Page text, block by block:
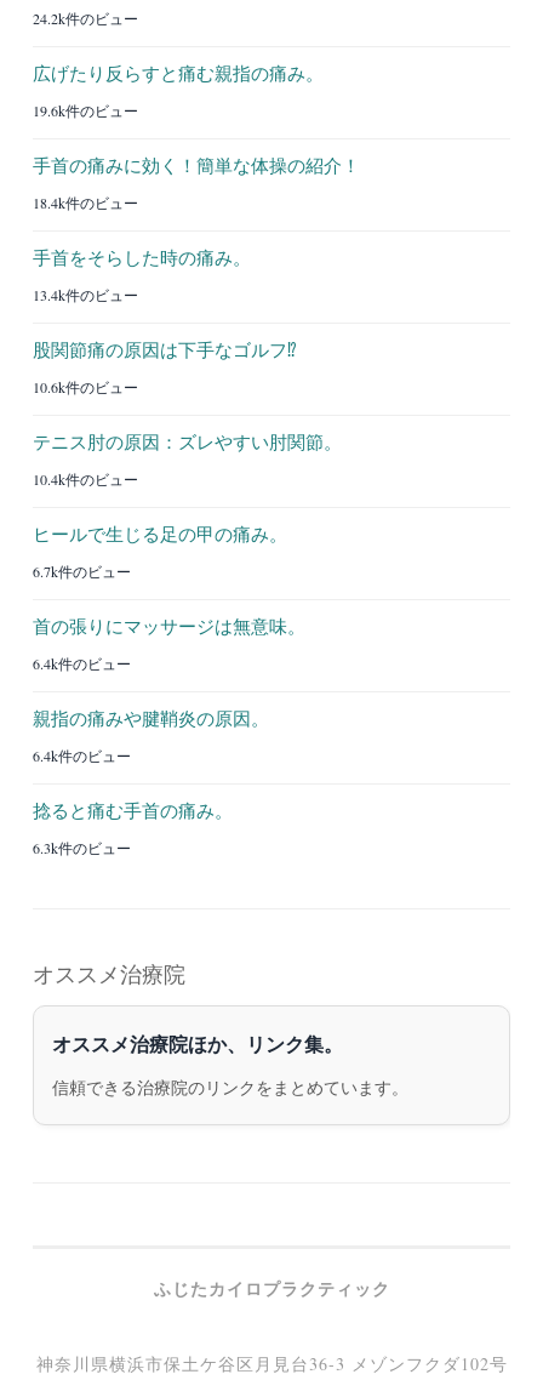
24.2k件のビュー
広げたり反らすと痛む親指の痛み。
19.6k件のビュー
手首の痛みに効く！簡単な体操の紹介！
18.4k件のビュー
手首をそらした時の痛み。
13.4k件のビュー
股関節痛の原因は下手なゴルフ⁉︎
10.6k件のビュー
テニス肘の原因：ズレやすい肘関節。
10.4k件のビュー
ヒールで生じる足の甲の痛み。
6.7k件のビュー
首の張りにマッサージは無意味。
6.4k件のビュー
親指の痛みや腱鞘炎の原因。
6.4k件のビュー
捻ると痛む手首の痛み。
6.3k件のビュー
オススメ治療院
オススメ治療院ほか、リンク集。
信頼できる治療院のリンクをまとめています。
ふじたカイロプラクティック
神奈川県横浜市保土ケ谷区月見台36-3 メゾンフクダ102号